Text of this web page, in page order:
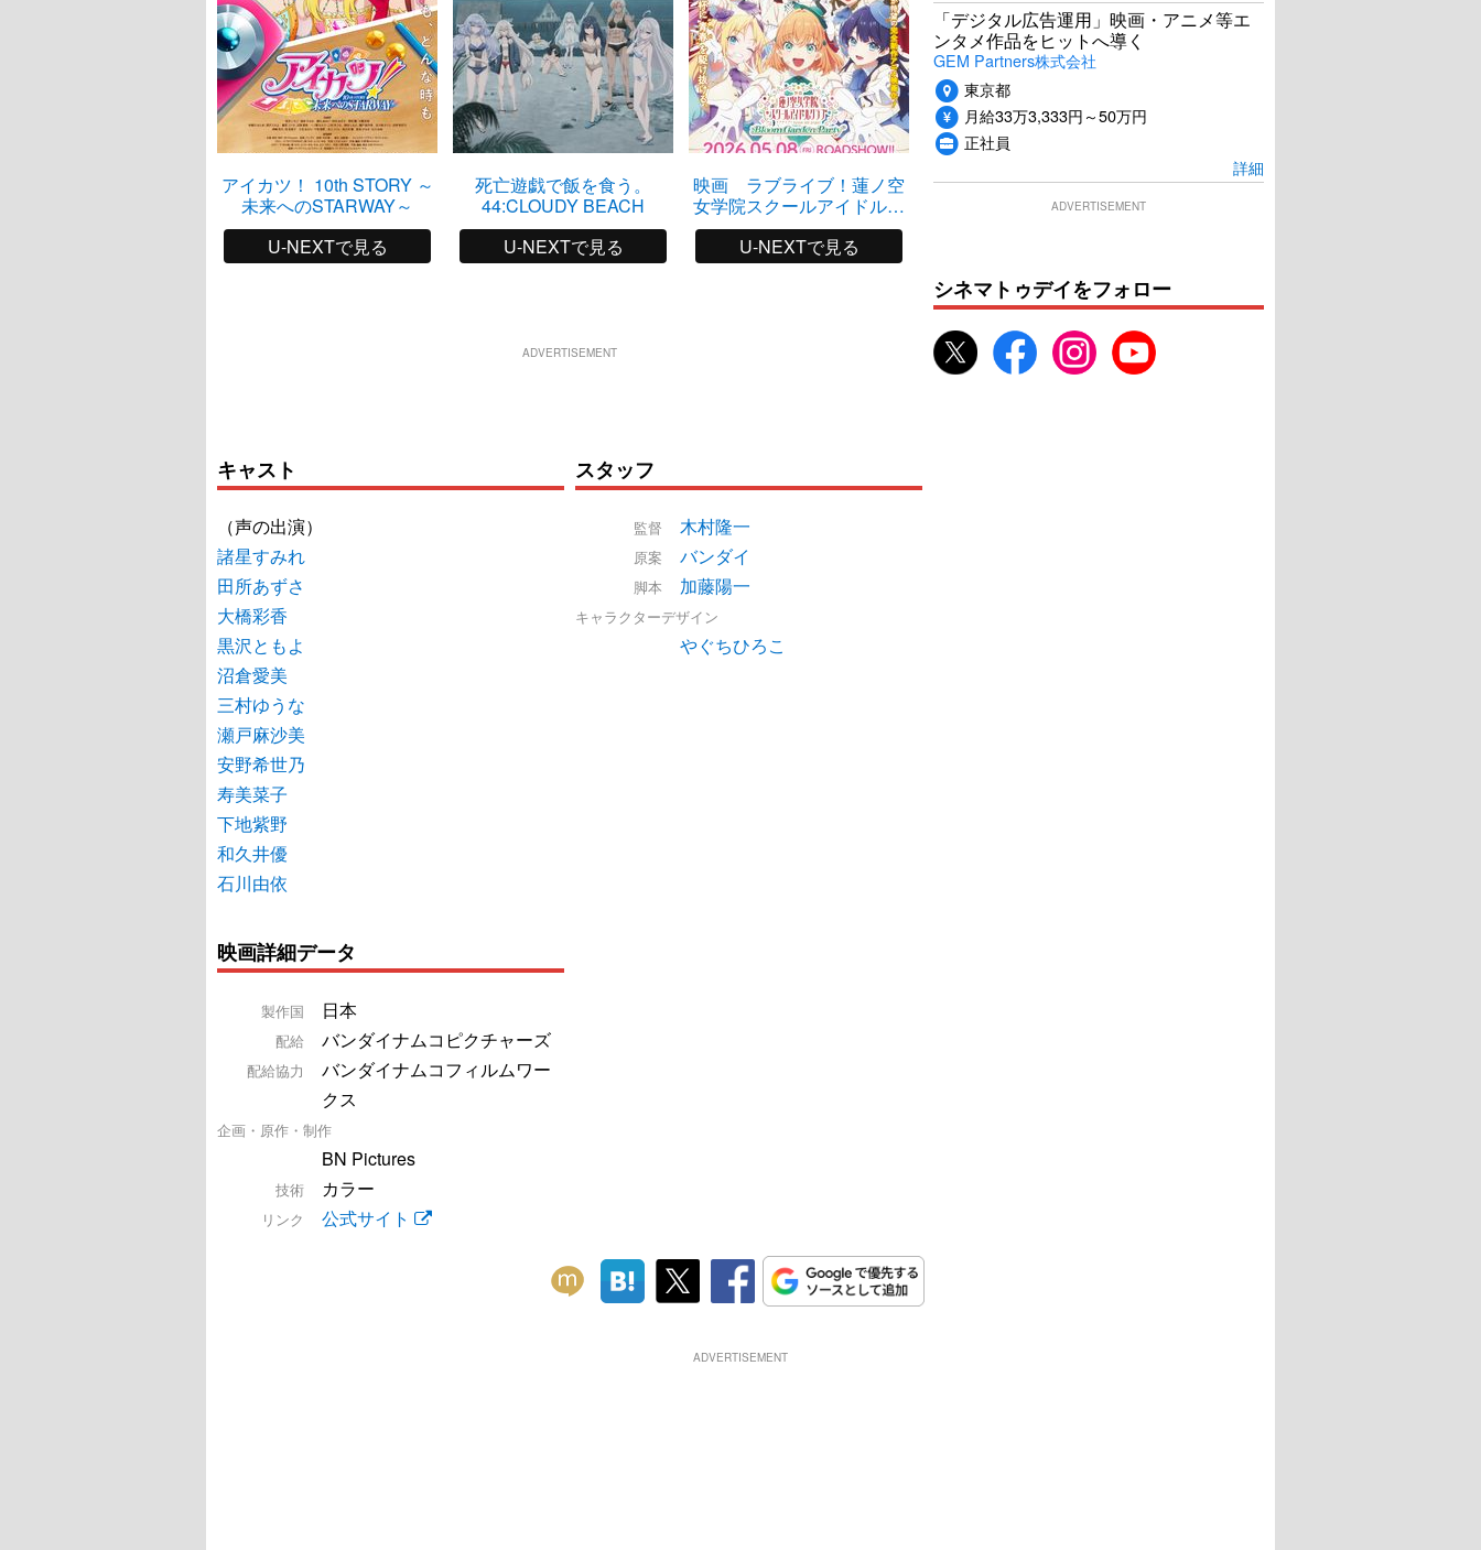
アイカツ！ 10th STORY ～
未来へのSTARWAY～
U-NEXTで見る
死亡遊戯で飯を食う。
44:CLOUDY BEACH
U-NEXTで見る
映画 ラブライブ！蓮ノ空
女学院スクールアイドルク
ラブ Bloom Garden Party
U-NEXTで見る
ARCO／アルコ アメリと雨の物語
ADVERTISEMENT
キャスト
（声の出演）
諸星すみれ
田所あずさ
大橋彩香
黒沢ともよ
沼倉愛美
三村ゆうな
瀬戸麻沙美
安野希世乃
寿美菜子
下地紫野
和久井優
石川由依
スタッフ
監督 木村隆一
原案 バンダイ
脚本 加藤陽一
キャラクターデザイン
やぐちひろこ
映画詳細データ
製作国 日本
配給 バンダイナムコピクチャーズ
配給協力
バンダイナムコフィルムワー
クス
企画・原作・制作
BN Pictures
技術 カラー
リンク 公式サイト
「デジタル広告運用」映画・アニメ等エ
ンタメ作品をヒットへ導く
GEM Partners株式会社
東京都
月給33万3,333円～50万円
正社員
詳細
ADVERTISEMENT
シネマトゥデイをフォロー
ADVERTISEMENT